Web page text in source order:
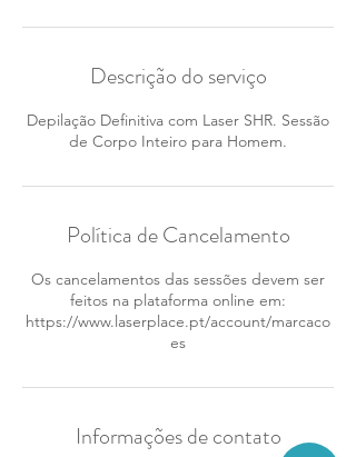
Descrição do serviço
Depilação Definitiva com Laser SHR. Sessão
de Corpo Inteiro para Homem.
Política de Cancelamento
Os cancelamentos das sessões devem ser
feitos na plataforma online em:
https://www.laserplace.pt/account/marcaco
es
Informações de contato